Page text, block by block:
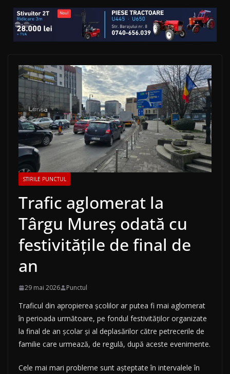
STIRILE PUNCTUL
Trafic aglomerat la
Târgu Mureș odată cu
festivitățile de final de
an
29 mai 2026 Punctul
Traficul din apropierea școlilor ar putea fi mai aglomerat
în perioada următoare, pe fondul festivităților organizate
la final de an școlar și al deplasărilor către petrecerile de
familie care urmează, de regulă, după aceste evenimente.
Cele mai mari probleme sunt așteptate în intervalele în